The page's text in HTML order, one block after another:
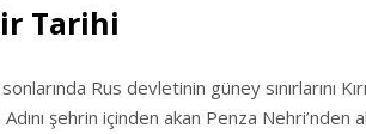
Tarihi
Rus devletinin güney sınırlarını
şehrin içinden akan Penza